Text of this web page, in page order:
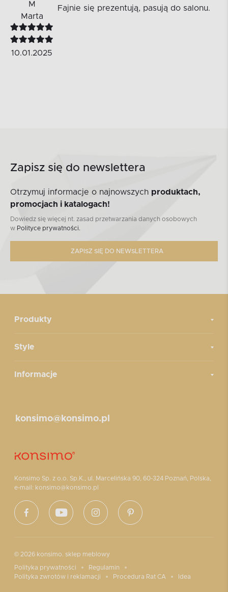
M
Marta
10.01.2025
Fajnie się prezentują, pasują do salonu.
Zapisz się do newslettera
Otrzymuj informacje o najnowszych produktach,
promocjach i katalogach!
Dowiedz się więcej nt. zasad przetwarzania danych osobowych
w Polityce prywatności.
ZAPISZ SIĘ DO NEWSLETTERA
Produkty
Style
Informacje
Konsimo Sp. z o.o. Sp.K., ul. Marcelińska 90, 60-324 Poznań, Polska,
e-mail: konsimo@konsimo.pl
konsimo@konsimo.pl
© 2026 konsimo. sklep meblowy
Polityka prywatności
Regulamin
Polityka zwrotów i reklamacji
Procedura Rat CA Idea